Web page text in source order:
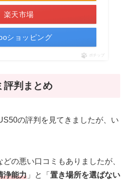
楽天市場
ショッピング
ポチップ
評判まとめ
の評判を見てきましたが、い
の悪い口コミもありましたが、
浄能力 」と「 置き場所を選ばない